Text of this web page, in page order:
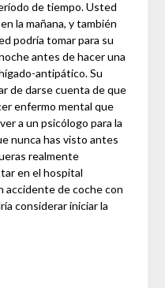
de tiempo. Usted
la mañana, y también
podría tomar para su
antes de hacer una
antipático. Su
de darse cuenta de que
enfermo mental que
a un psicólogo para la
nunca has visto antes
realmente
en el hospital
accidente de coche con
considerar iniciar la